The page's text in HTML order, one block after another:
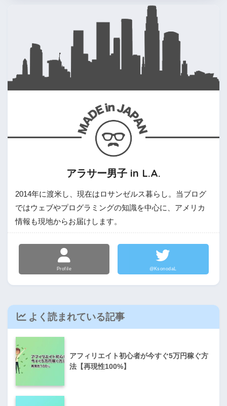
アラサー男子 in L.A.
2014年に渡米し、現在はロサンゼルス暮らし。当ブログ
ではウェブやプログラミングの知識を中心に、アメリカ
情報も現地からお届けします。
Profile @KsonodaL
よく読まれている記事
アフィリエイト初心者が今すぐ5万円稼ぐ方
法【再現性100%】